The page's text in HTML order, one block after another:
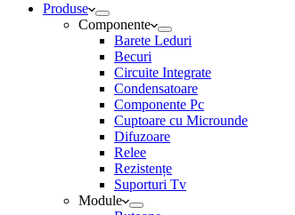
Produse
Componente
Barete Leduri
Becuri
Circuite Integrate
Condensatoare
Componente Pc
Cuptoare cu Microunde
Difuzoare
Relee
Rezistențe
Suporturi Tv
Module